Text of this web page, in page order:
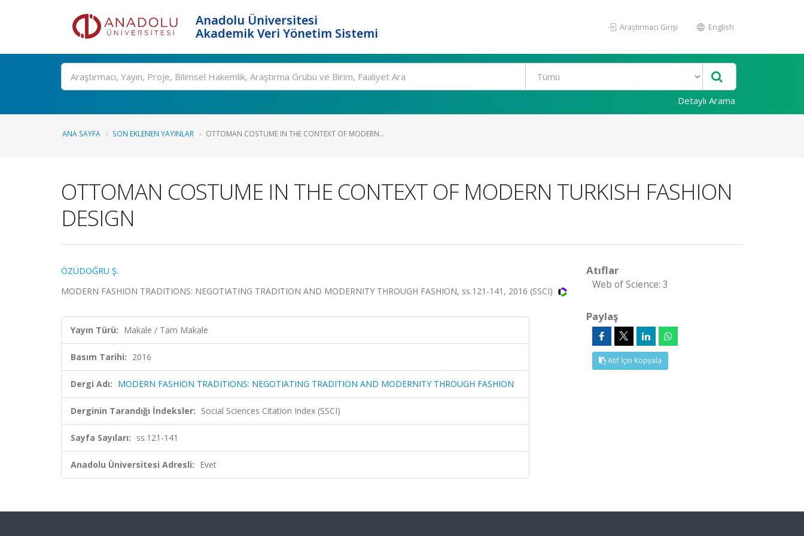
Anadolu Üniversitesi
Akademik Veri Yönetim Sistemi
Araştırmacı Girişi English
Ara
Detaylı Arama
ANA SAYFA SON EKLENEN YAYINLAR OTTOMAN COSTUME IN THE CONTEXT OF MODERN...
OTTOMAN COSTUME IN THE CONTEXT OF MODERN TURKISH FASHION
DESIGN
ÖZÜDOĞRU Ş.
MODERN FASHION TRADITIONS: NEGOTIATING TRADITION AND MODERNITY THROUGH FASHION, ss.121-141, 2016 (SSCI)
Yayın Türü: Makale / Tam Makale
Basım Tarihi: 2016
Dergi Adı: MODERN FASHION TRADITIONS: NEGOTIATING TRADITION AND MODERNITY THROUGH FASHION
Derginin Tarandığı İndeksler: Social Sciences Citation Index (SSCI)
Sayfa Sayıları: ss.121-141
Anadolu Üniversitesi Adresli: Evet
Atıflar
Web of Science: 3
Paylaş
Atıf İçin Kopyala